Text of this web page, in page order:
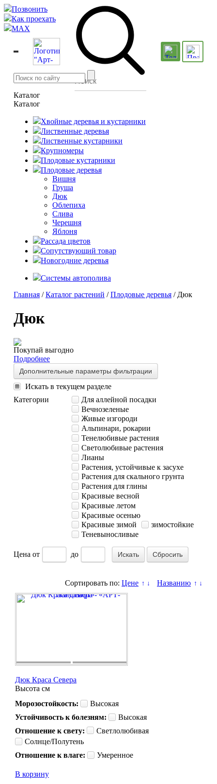
Позвонить
Как проехать
MAX
Каталог
Каталог
Хвойные деревья и кустарники
Лиственные деревья
Лиственные кустарники
Крупномеры
Плодовые кустарники
Плодовые деревья
Вишня
Груша
Дюк
Облепиха
Слива
Черешня
Яблоня
Рассада цветов
Сопутствующий товар
Новогодние деревья
Системы автополива
Главная /Каталог растений /Плодовые деревья / Дюк
Дюк
Покупай выгодно
Подробнее
Дополнительные параметры фильтрации
Искать в текущем разделе
Категории
Для аллейной посадки
Вечнозеленые
Живые изгороди
Альпинари, рокарии
Тенелюбивые растения
Светолюбивые растения
Лианы
Растения, устойчивые к засухе
Растения для скального грунта
Растения для глины
Красивые весной
Красивые летом
Красивые осенью
Красивые зимой
зимостойкие
Теневыносливые
Цена от до Сбросить
Сортировать по: Цене ↑ ↓ Названию ↑ ↓
Дюк Краса Севера
Высота см
Морозостойкость:
Высокая
Устойчивость к болезням:
Высокая
Отношение к свету:
Светлолюбивая
Солнце/Полутень
Отношение к влаге:
Умеренное
В корзину